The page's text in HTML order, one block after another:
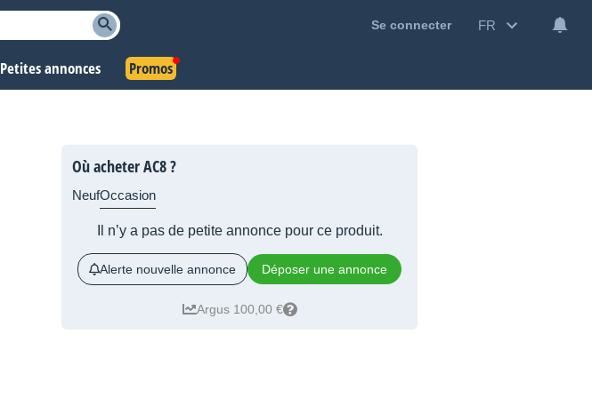
Se connecter FR
Petites annonces Promos
Où acheter AC8 ?
NeufOccasion
Il n’y a pas de petite annonce pour ce produit.
Alerte nouvelle annonce Déposer une annonce
Argus 100,00 €